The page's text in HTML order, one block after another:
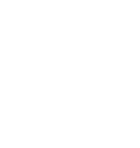
전복…1명 사망
참석..."국제적